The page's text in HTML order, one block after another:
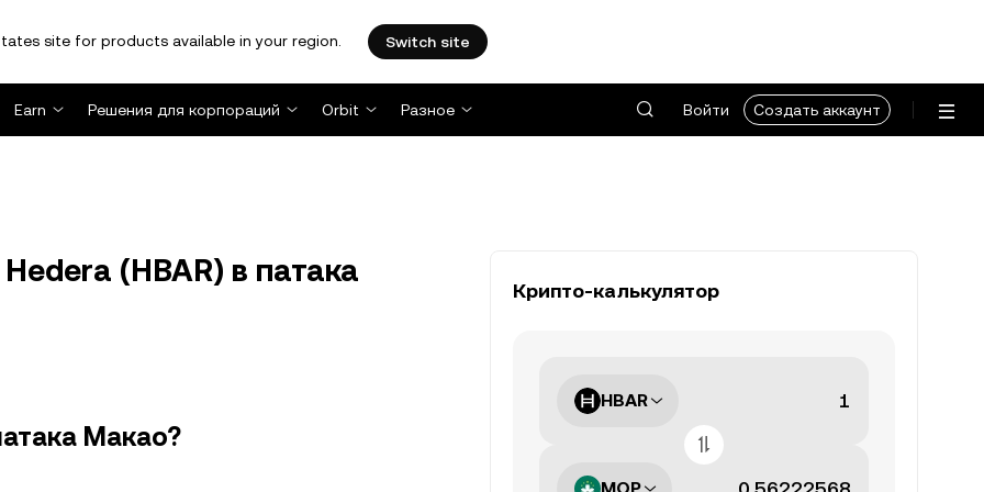
site for products available in your region. Switch site
Earn Решения для корпораций Orbit Разное Войти Создать аккаунт
(HBAR) в патака
Макао?
Крипто-калькулятор
HBAR